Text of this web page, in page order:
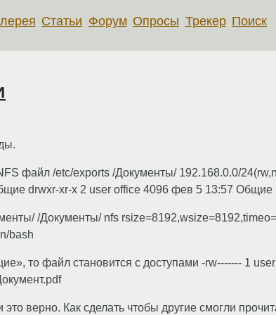
Статьи Форум Опросы Трекер Поиск
файл /etc/exports /Документы/ 192.168.0.0/
drwxr-xr-x 2 user office 4096 фев 5 13:57 Общие
/Документы/ nfs
bash
то файл становится с доступами -rw------- 1
это верно. Как сделать чтобы другие смогли